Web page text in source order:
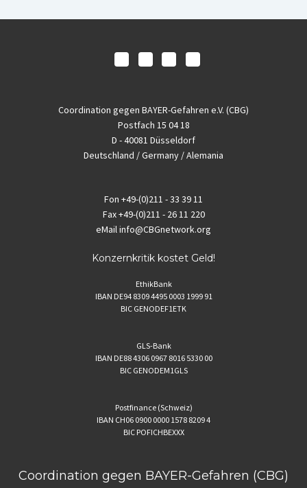
Coordination gegen BAYER-Gefahren e.V. (CBG)
Postfach 15 04 18
D - 40081 Düsseldorf
Deutschland / Germany / Alemania
Fon +49-(0)211 - 33 39 11
Fax+49-(0)211 - 26 11 220
eMailinfo@CBGnetwork.org
Konzernkritik kostet Geld!
EthikBank
IBAN DE94 8309 4495 0003 1999 91
BIC GENODEF1ETK
GLS-Bank
IBAN DE88 4306 0967 8016 5330 00
BIC GENODEM1GLS
Postfinance (Schweiz)
IBAN CH06 0900 0000 1578 8209 4
BIC POFICHBEXXX
Coordination gegen BAYER-Gefahren (CBG)